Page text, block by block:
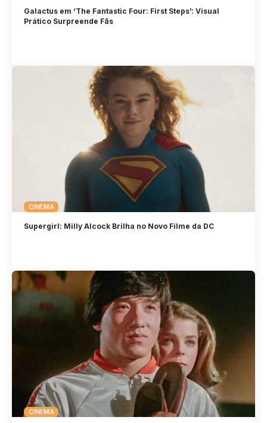
Galactus em ‘The Fantastic Four: First Steps’: Visual
Prático Surpreende Fãs
CINEMA
Supergirl: Milly Alcock Brilha no Novo Filme da DC
CINEMA